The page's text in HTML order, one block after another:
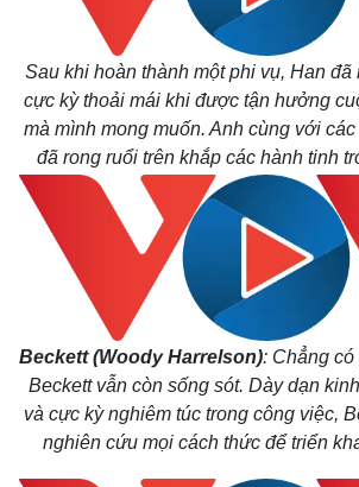
Sau khi hoàn thành một phi vụ, Han đã
cực kỳ thoải mái khi được tận hưởng
mà mình mong muốn. Anh cùng với
đã rong ruổi trên khắp các hành tinh
Beckett (Woody Harrelson): Chẳng
Beckett vẫn còn sống sót. Dày dạn
và cực kỳ nghiêm túc trong công việc,
nghiên cứu mọi cách thức để triển